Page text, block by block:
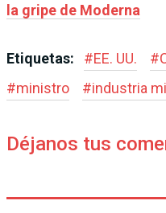
la gripe de Moderna
Etiquetas: #EE. UU. #
#ministro #industria
Déjanos tus